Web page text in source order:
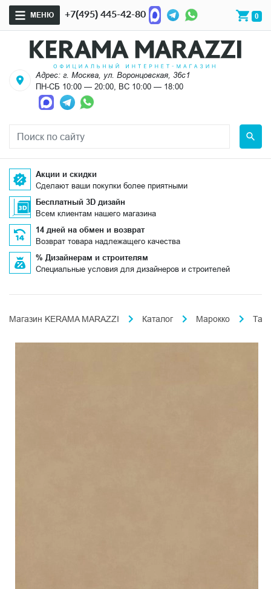
МЕНЮ +7(495) 445-42-80 0
Адрес: г. Москва, ул. Воронцовская, 36с1
ПН-СБ 10:00 — 20:00, ВС 10:00 — 18:00
Акции и скидки
Сделают ваши покупки более приятными
Бесплатный 3D дизайн
Всем клиентам нашего магазина
14 дней на обмен и возврат
Возврат товара надлежащего качества
% Дизайнерам и строителям
Специальные условия для дизайнеров и строителей
Магазин KERAMA MARAZZI Каталог Марокко